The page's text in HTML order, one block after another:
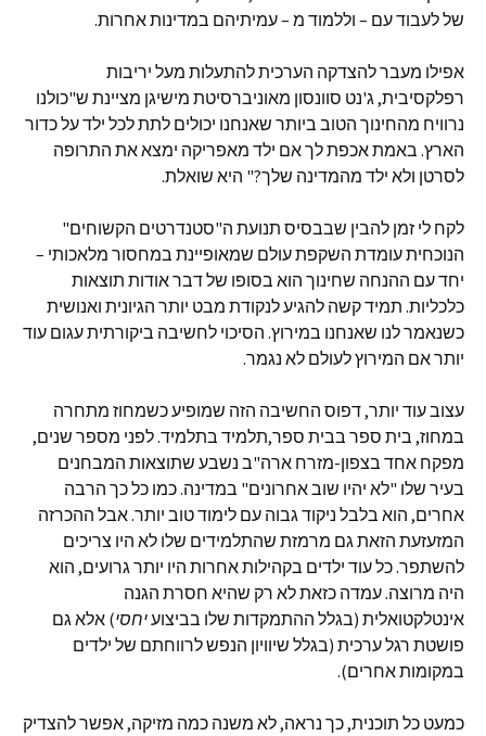
של לעבוד עם – וללמוד מ – עמיתיהם במדינות אחרות.
אפילו מעבר להצדקה הערכית להתעלות מעל יריבות
רפלקסיבית, ג'נט סוונסון מאוניברסיטת מישיגן מציינת ש"כולנו
נרוויח מהחינוך הטוב ביותר שאנחנו יכולים לתת לכל ילד על כדור
הארץ. באמת אכפת לך אם ילד מאפריקה ימצא את התרופה
לסרטן ולא ילד מהמדינה שלך?" היא שואלת.
לקח לי זמן להבין שבבסיס תנועת ה"סטנדרטים הקשוחים"
הנוכחית עומדת השקפת עולם שמאופיינת במחסור מלאכותי –
יחד עם ההנחה שחינוך הוא בסופו של דבר אודות תוצאות
כלכליות. תמיד קשה להגיע לנקודת מבט יותר הגיונית ואנושית
כשנאמר לנו שאנחנו במירוץ. הסיכוי לחשיבה ביקורתית עגום עוד
יותר אם המירוץ לעולם לא נגמר.
עצוב עוד יותר, דפוס החשיבה הזה שמופיע כשמחוז מתחרה
במחוז, בית ספר בבית ספר,תלמיד בתלמיד. לפני מספר שנים,
מפקח אחד בצפון-מזרח ארה"ב נשבע שתוצאות המבחנים
בעיר שלו "לא יהיו שוב אחרונים" במדינה. כמו כל כך הרבה
אחרים, הוא בלבל ניקוד גבוה עם לימוד טוב יותר. אבל ההכרזה
המזעזעת הזאת גם מרמזת שהתלמידים שלו לא היו צריכים
להשתפר. כל עוד ילדים בקהילות אחרות היו יותר גרועים, הוא
היה מרוצה. עמדה כזאת לא רק שהיא חסרת הגנה
אינטלקטואלית (בגלל ההתמקדות שלו בביצועיחסי) אלא גם
פושטת רגל ערכית (בגלל שיוויון הנפש לרווחתם של ילדים
במקומות אחרים).
כמעט כל תוכנית, כך נראה, לא משנה כמה מזיקה, אפשר להצדיק